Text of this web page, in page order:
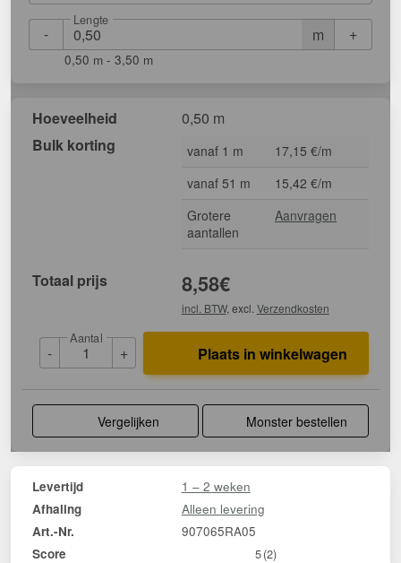
- m
Lengte
+
0,50 m - 3,50 m
Hoeveelheid
0,50 m
Bulk korting
vanaf 1 m
17,15 €/m
vanaf 51 m
15,42 €/m
Grotere
aantallen
Aanvragen
Totaal prijs 8,58€
incl. BTW, excl. Verzendkosten
-
Aantal
+ Plaats in winkelwagen
Vergelijken Monster bestellen
Levertijd 1 – 2 weken
Afhaling Alleen levering
Art.-Nr. 907065RA05
Score 5(2)